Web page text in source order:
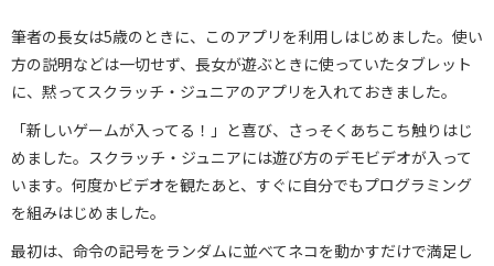
筆者の長女は5歳のときに、このアプリを利用しはじめました。使い
方の説明などは一切せず、長女が遊ぶときに使っていたタブレット
に、黙ってスクラッチ・ジュニアのアプリを入れておきました。
「新しいゲームが入ってる！」と喜び、さっそくあちこち触りはじ
めました。スクラッチ・ジュニアには遊び方のデモビデオが入って
います。何度かビデオを観たあと、すぐに自分でもプログラミング
を組みはじめました。
最初は、命令の記号をランダムに並べてネコを動かすだけで満足し